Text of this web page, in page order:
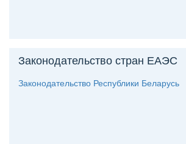
Законодательство стран ЕАЭС
Законодательство Республики Беларусь